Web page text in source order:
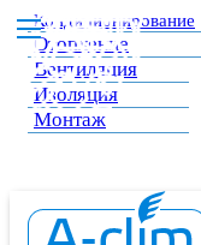
Кондиционирование
Отопление
Вентиляция
Изоляция
Монтаж